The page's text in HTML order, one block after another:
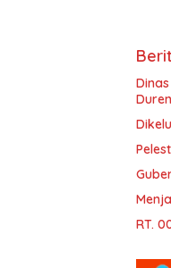
Duren
RT.